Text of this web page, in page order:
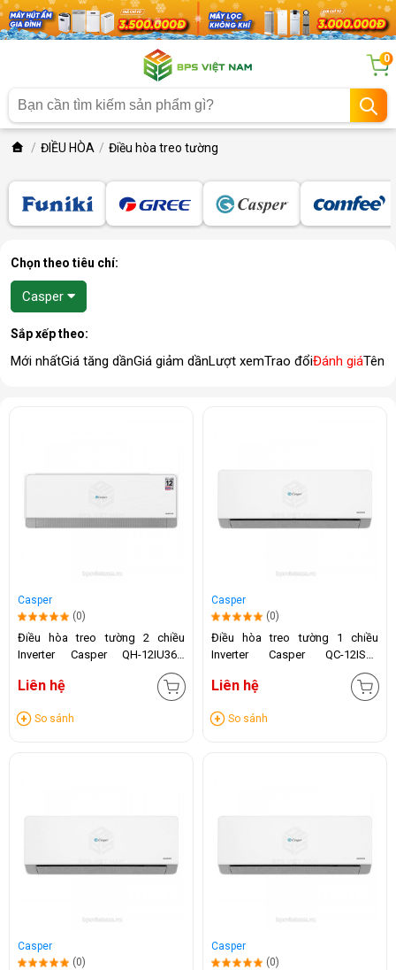
0
ĐIỀU HÒA Điều hòa treo tường
Chọn theo tiêu chí:
Casper
Sắp xếp theo:
Mới nhấtGiá tăng dầnGiá giảm dầnLượt xemTrao đổiĐánh giáTên
Casper
(0)
Điều hòa treo tường 2 chiều
Inverter Casper QH-12IU36A
Liên hệ
So sánh
Casper
(0)
Điều hòa treo tường 1 chiều
Inverter Casper QC-12IS36
Liên hệ
So sánh
Casper
(0)
Casper
(0)